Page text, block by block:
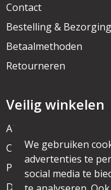
Contact
Bestelling & Bezorging
Betaalmethoden
Retourneren
Veilig winkelen
Algemene voorwaarden
Cookieverklaring
Privacyverklaring
Disclaimer
We gebruiken
advertenties te
social media te